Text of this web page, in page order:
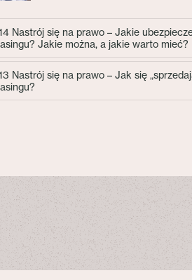
Nastrój się na prawo – Jakie
Jakie można, a jakie warto mieć?
Nastrój się na prawo – Jak się